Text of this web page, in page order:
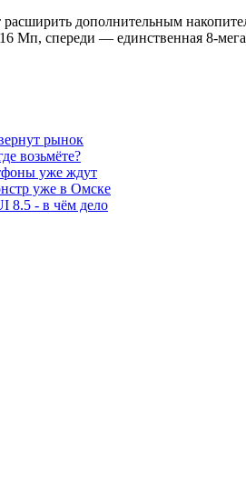
дополнительным
Мп, спереди — единственная 8-
рынок
возьмёте?
уже ждут
уже в Омске
8.5 - в чём дело